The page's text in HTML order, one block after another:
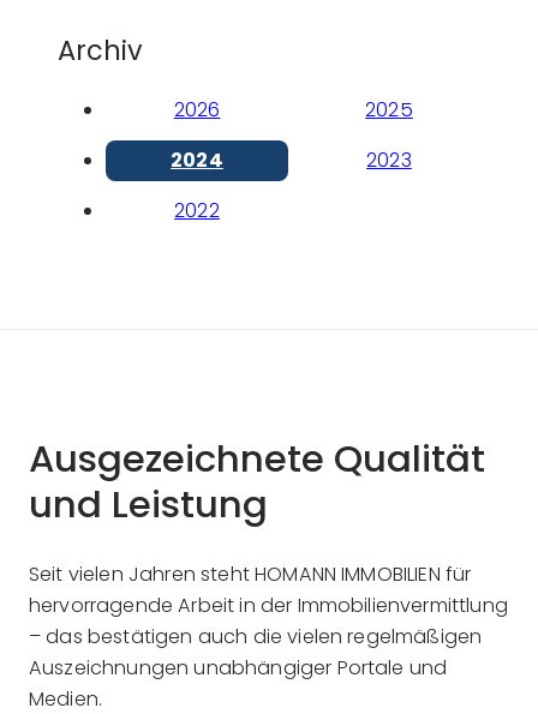
Archiv
2026
2025
2024
2023
2022
Ausgezeichnete Qualität
und Leistung
Seit vielen Jahren steht HOMANN IMMOBILIEN für
hervorragende Arbeit in der Immobilienvermittlung
– das bestätigen auch die vielen regelmäßigen
Auszeichnungen unabhängiger Portale und
Medien.